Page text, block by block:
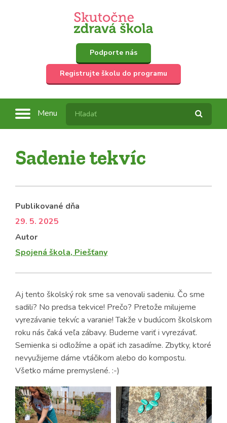
Podporte nás
Registrujte školu do programu
Menu
Sadenie tekvíc
Publikované dňa
29. 5. 2025
Autor
Spojená škola, Piešťany
Aj tento školský rok sme sa venovali sadeniu. Čo sme
sadili? No predsa tekvice! Prečo? Pretože milujeme
vyrezávanie tekvíc a varanie! Takže v budúcom školskom
roku nás čaká veľa zábavy. Budeme variť i vyrezávať.
Semienka si odložíme a opäť ich zasadíme. Zbytky, ktoré
nevyužijeme dáme vtáčikom alebo do kompostu.
Všetko máme premyslené. :-)